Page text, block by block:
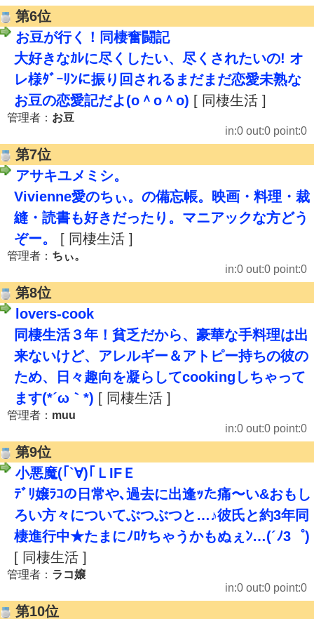
第6位
お豆が行く！同棲奮闘記
大好きなｶﾚに尽くしたい、尽くされたいの! オ
レ様ﾀﾞｰﾘﾝに振り回されるまだまだ恋愛未熟な
お豆の恋愛記だよ(o＾o＾o) [ 同棲生活 ]
管理者： お豆
in:0 out:0 point:0
第7位
アサキユメミシ。
Vivienne愛のちぃ。の備忘帳。映画・料理・裁
縫・読書も好きだったり。マニアックな方どう
ぞー。
[ 同棲生活 ]
管理者： ちぃ。
in:0 out:0 point:0
第8位
lovers-cook
同棲生活３年！貧乏だから、豪華な手料理は出
来ないけど、アレルギー＆アトピー持ちの彼の
ため、日々趣向を凝らしてcookingしちゃって
ます(*´ω｀*) [ 同棲生活 ]
管理者： muu
in:0 out:0 point:0
第9位
小悪魔(｢`∀)｢ＬIFＥ
ﾃﾞﾘ嬢ﾗｺの日常や､過去に出逢ｯた痛〜い&おもし
ろい方々についてぶつぶつと…♪彼氏と約3年同
棲進行中★たまにﾉﾛｹちゃうかもぬぇﾝ…(´ﾉ3゜)
[ 同棲生活 ]
管理者： ラコ嬢
in:0 out:0 point:0
第10位